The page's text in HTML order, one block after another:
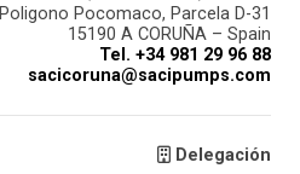
Poligono Pocomaco, Parcela D-31
15190 A CORUÑA – Spain
Tel. +34 981 29 96 88
sacicoruna@sacipumps.com
Delegación